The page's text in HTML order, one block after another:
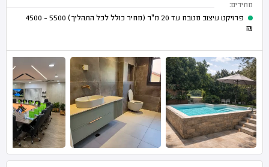
מחירים:
פרויקט עיצוב מטבח עד 20 מ"ר (מחיר כולל לכל התהליך)
5500 - 4500
₪